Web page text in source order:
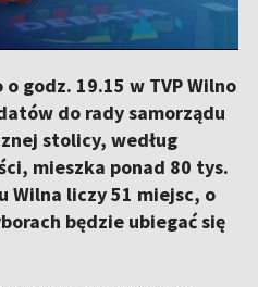
godz. 19.15 w TVP Wilno
do rady samorządu
stolicy, według
mieszka ponad 80 tys.
Wilna liczy 51 miejsc, o
będzie ubiegać się